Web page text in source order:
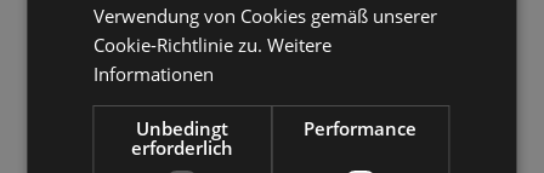
Außenbereiche
Schwimmbad
Verwendung von Cookies gemäß unserer
Cookie-Richtlinie zu. Weitere
Informationen
Unbedingt
erforderlich
Performance